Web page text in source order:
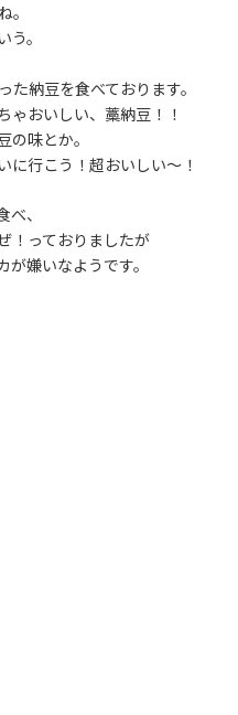
。
。
納豆を食べております。
ゃおいしい、藁納豆！！
味とか。
に行こう！超おいしい～！
、
！っておりましたが
嫌いなようです。